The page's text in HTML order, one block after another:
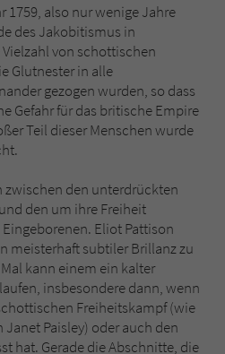
1759, also nur wenige Jahre
des Jakobitismus in
von schottischen
Glutnester in alle
gezogen wurden, so dass
Gefahr für das britische Empire
Teil dieser Menschen wurde
zwischen den unterdrückten
den um ihre Freiheit
Eliot Pattison
meisterhaft subtiler Brillanz zu
kann einem ein kalter
insbesondere dann, wenn
Freiheitskampf (wie
Janet Paisley) oder auch den
hat. Gerade die Abschnitte, die